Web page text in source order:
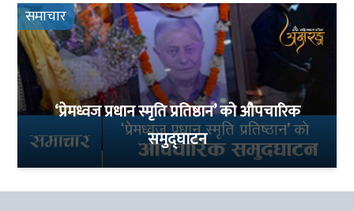
समाचार
‘प्रेमध्वज प्रधान स्मृति प्रतिष्ठान’ को औपचारिक
समुद्घाटन